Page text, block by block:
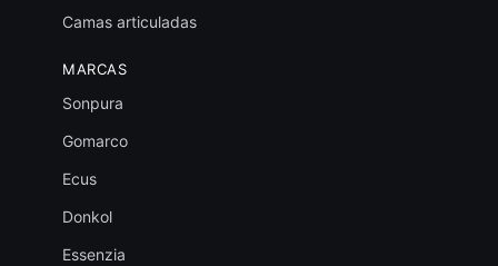
Camas articuladas
MARCAS
Sonpura
Gomarco
Ecus
Donkol
Essenzia